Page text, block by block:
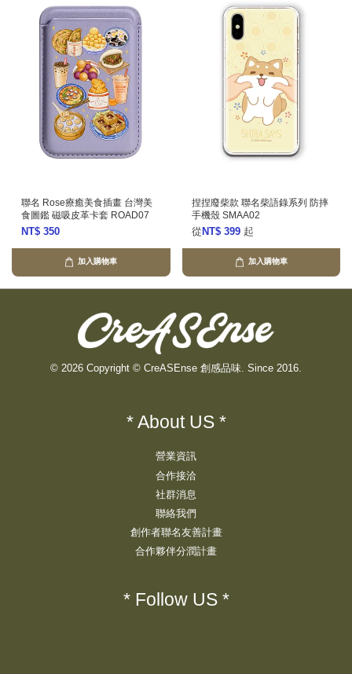
聯名 Rose療癒美食插畫 台灣美
食圖鑑 磁吸皮革卡套 ROAD07
NT$ 350
加入購物車
捏捏廢柴款 聯名柴語錄系列 防摔
手機殼 SMAA02
從 NT$ 399 起
加入購物車
© 2026 Copyright © CreASEnse 創感品味. Since 2016.
* About US *
營業資訊
合作接洽
社群消息
聯絡我們
創作者聯名友善計畫
合作夥伴分潤計畫
* Follow US *